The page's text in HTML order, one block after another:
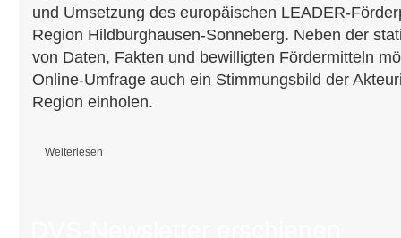
und Umsetzung des europäischen LEADER-
Region Hildburghausen-Sonneberg. Neben der
von Daten, Fakten und bewilligten Fördermitteln
Online-Umfrage auch ein Stimmungsbild der
Region einholen.
Weiterlesen